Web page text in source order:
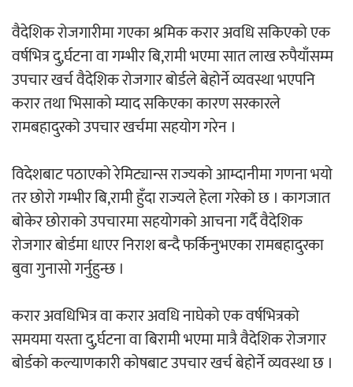
वैदेशिक रोजगारीमा गएका श्रमिक करार अवधि सकिएको एक
वर्षभित्र दु,र्घटना वा गम्भीर बि,रामी भएमा सात लाख रुपैयाँसम्म
उपचार खर्च वैदेशिक रोजगार बोर्डले बेहोर्ने व्यवस्था भएपनि
करार तथा भिसाको म्याद सकिएका कारण सरकारले
रामबहादुरको उपचार खर्चमा सहयोग गरेन ।
विदेशबाट पठाएको रेमिट्यान्स राज्यको आम्दानीमा गणना भयो
तर छोरो गम्भीर बि,रामी हुँदा राज्यले हेला गरेको छ । कागजात
बोकेर छोराको उपचारमा सहयोगको आचना गर्दै वैदेशिक
रोजगार बोर्डमा धाएर निराश बन्दै फर्किनुभएका रामबहादुरका
बुवा गुनासो गर्नुहुन्छ ।
करार अवधिभित्र वा करार अवधि नाघेको एक वर्षभित्रको
समयमा यस्ता दु,र्घटना वा बिरामी भएमा मात्रै वैदेशिक रोजगार
बोर्डको कल्याणकारी कोषबाट उपचार खर्च बेहोर्ने व्यवस्था छ ।